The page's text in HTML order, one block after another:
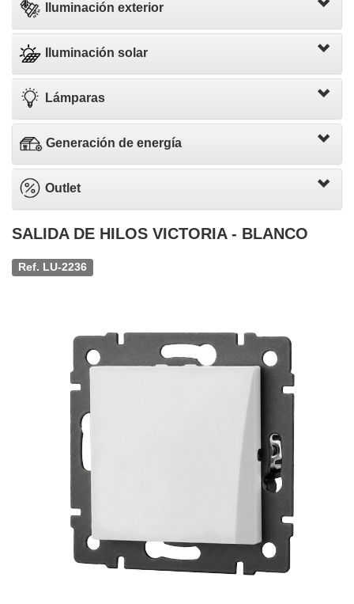
Iluminación exterior
Iluminación solar
Lámparas
Generación de energía
Outlet
SALIDA DE HILOS VICTORIA - BLANCO
Ref. LU-2236